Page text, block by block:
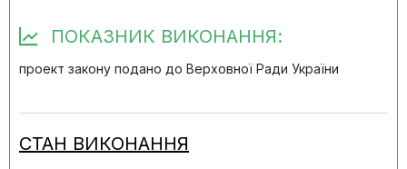
ПОКАЗНИК ВИКОНАННЯ:
проект закону подано до Верховної Ради України
СТАН ВИКОНАННЯ